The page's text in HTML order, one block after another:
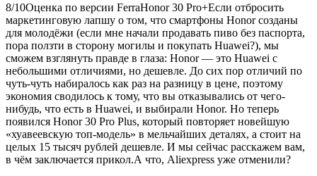
8/10Оценка по версии FerraHonor 30 Pro+Если отбросить
маркетинговую лапшу о том, что смартфоны Honor созданы
для молодёжи (если мне начали продавать пиво без паспорта,
пора ползти в сторону могилы и покупать Huawei?), мы
сможем взглянуть правде в глаза: Honor — это Huawei с
небольшими отличиями, но дешевле. До сих пор отличий по
чуть-чуть набиралось как раз на разницу в цене, поэтому
экономия сводилось к тому, что вы отказывались от чего-
нибудь, что есть в Huawei, и выбирали Honor. Но теперь
появился Honor 30 Pro Plus, который повторяет новейшую
«хуавеевскую топ-модель» в мельчайших деталях, а стоит на
целых 15 тысяч рублей дешевле. И мы сейчас расскажем вам,
в чём заключается прикол.А что, Aliexpress уже отменили?